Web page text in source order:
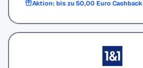
Aktion: bis zu 50,00 Euro Cashback